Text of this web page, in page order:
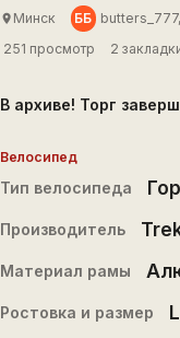
place Минск ББ
251 просмотр
2
В архиве! Торг
Велосипед
Тип велосипеда
Производитель
Материал рамы
Ростовка и размер L